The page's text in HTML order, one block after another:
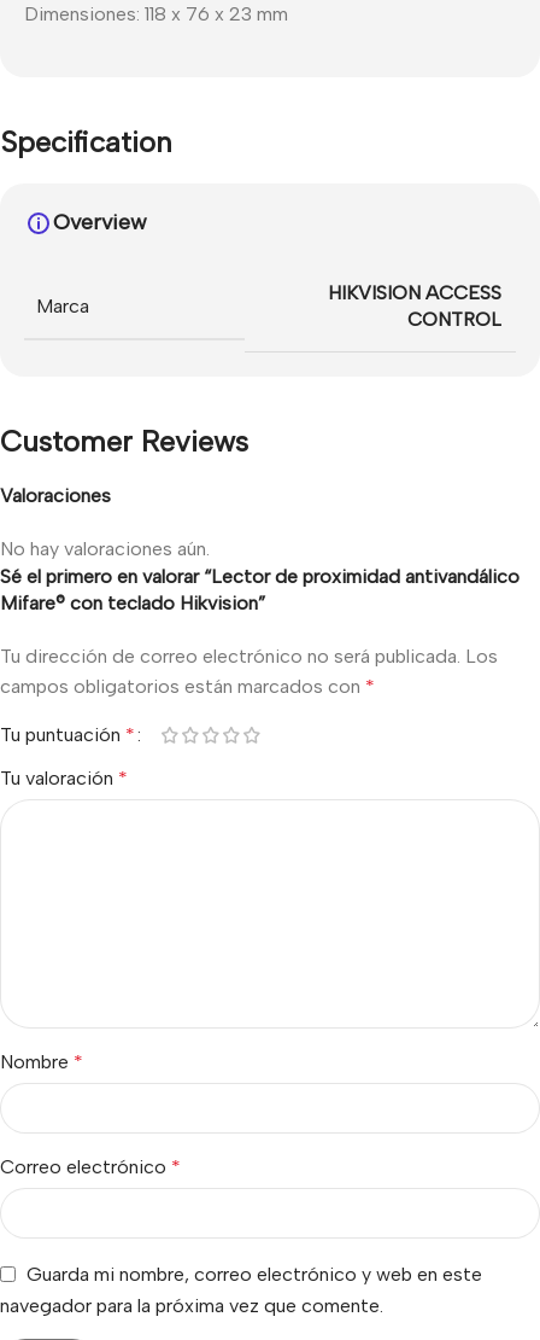
Dimensiones: 118 x 76 x 23 mm
Specification
Overview
Marca
HIKVISION ACCESS
CONTROL
Customer Reviews
Valoraciones
No hay valoraciones aún.
Sé el primero en valorar “Lector de proximidad antivandálico
Mifare® con teclado Hikvision”
Tu dirección de correo electrónico no será publicada. Los
campos obligatorios están marcados con *
Tu puntuación *
Tu valoración *
Nombre *
Correo electrónico *
Guarda mi nombre, correo electrónico y web en este
navegador para la próxima vez que comente.